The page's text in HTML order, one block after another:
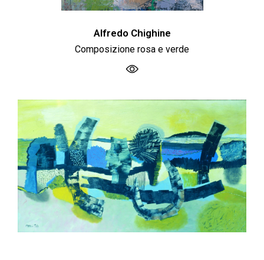
Alfredo Chighine
Composizione rosa e verde